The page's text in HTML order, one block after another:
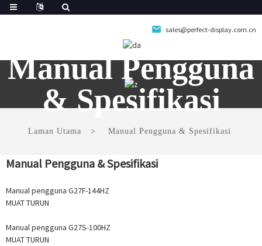
sales@perfect-display.com.cn
Manual Pengguna
& Spesifikasi
Laman Utama Manual Pengguna & Spesifikasi
Manual Pengguna & Spesifikasi
Manual pengguna G27F-144HZ
MUAT TURUN
Manual pengguna G27S-100HZ
MUAT TURUN